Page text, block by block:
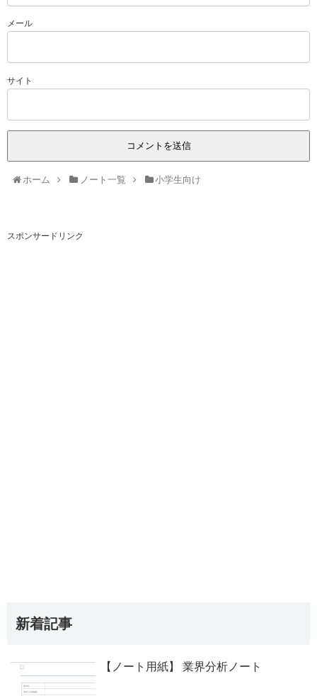
メール
サイト
ホーム ノート一覧 小学生向け
スポンサードリンク
新着記事
【ノート用紙】 業界分析ノート